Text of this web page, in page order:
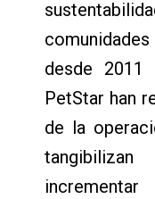
desde 2011
PetStar han
de la